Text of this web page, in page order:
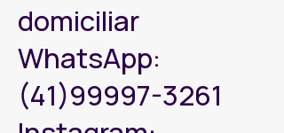
domiciliar
WhatsApp:
(41)99997-3261